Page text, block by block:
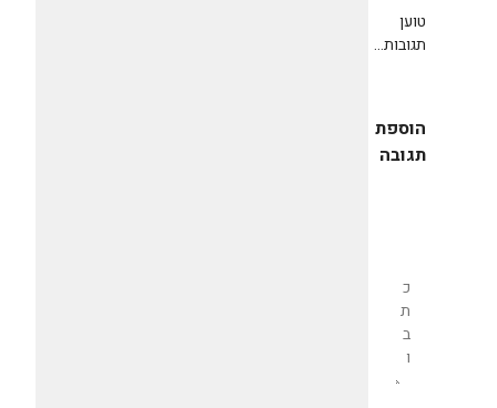
טוען
תגובות...
הוספת
תגובה